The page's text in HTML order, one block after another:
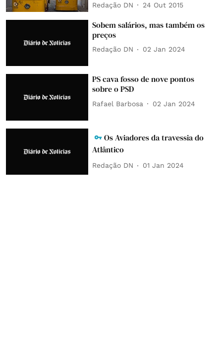
Redação DN 24 Out 2015
Sobem salários, mas também os
preços
Redação DN 02 Jan 2024
PS cava fosso de nove pontos
sobre o PSD
Rafael Barbosa 02 Jan 2024
Os Aviadores da travessia do
Atlântico
Redação DN 01 Jan 2024